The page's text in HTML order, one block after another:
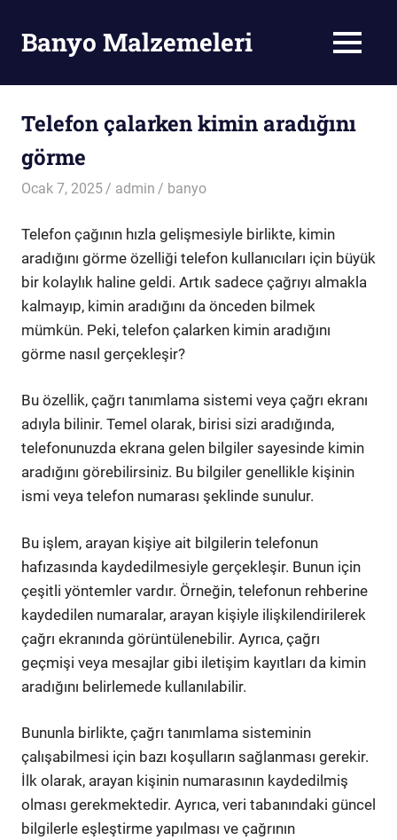
contentBanyo Malzemeleri MENU
Telefon çalarken kimin aradığını
görme
Ocak 7, 2025 admin banyo
Telefon çağının hızla gelişmesiyle birlikte, kimin
aradığını görme özelliği telefon kullanıcıları için büyük
bir kolaylık haline geldi. Artık sadece çağrıyı almakla
kalmayıp, kimin aradığını da önceden bilmek
mümkün. Peki, telefon çalarken kimin aradığını
görme nasıl gerçekleşir?
Bu özellik, çağrı tanımlama sistemi veya çağrı ekranı
adıyla bilinir. Temel olarak, birisi sizi aradığında,
telefonunuzda ekrana gelen bilgiler sayesinde kimin
aradığını görebilirsiniz. Bu bilgiler genellikle kişinin
ismi veya telefon numarası şeklinde sunulur.
Bu işlem, arayan kişiye ait bilgilerin telefonun
hafızasında kaydedilmesiyle gerçekleşir. Bunun için
çeşitli yöntemler vardır. Örneğin, telefonun rehberine
kaydedilen numaralar, arayan kişiyle ilişkilendirilerek
çağrı ekranında görüntülenebilir. Ayrıca, çağrı
geçmişi veya mesajlar gibi iletişim kayıtları da kimin
aradığını belirlemede kullanılabilir.
Bununla birlikte, çağrı tanımlama sisteminin
çalışabilmesi için bazı koşulların sağlanması gerekir.
İlk olarak, arayan kişinin numarasının kaydedilmiş
olması gerekmektedir. Ayrıca, veri tabanındaki güncel
bilgilerle eşleştirme yapılması ve çağrının